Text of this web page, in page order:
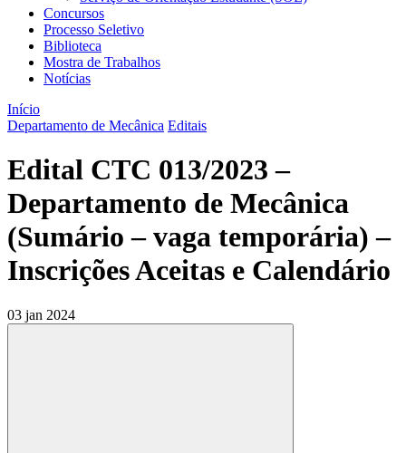
Concursos
Processo Seletivo
Biblioteca
Mostra de Trabalhos
Notícias
Início
Departamento de Mecânica Editais
Edital CTC 013/2023 –
Departamento de Mecânica
(Sumário – vaga temporária) –
Inscrições Aceitas e Calendário
03 jan 2024